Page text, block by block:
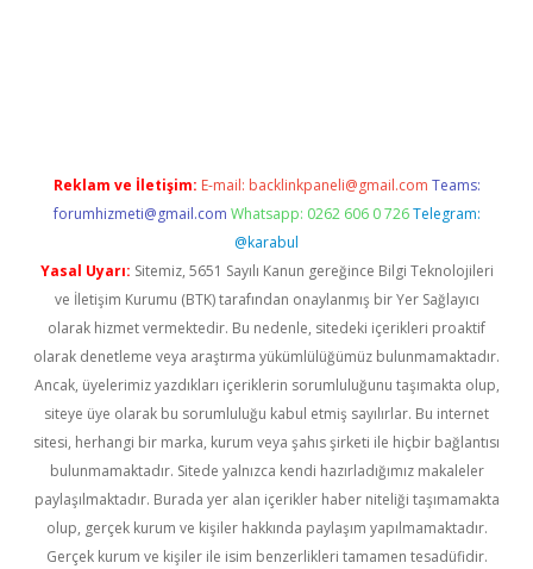
Reklam ve İletişim: E-mail: backlinkpaneli@gmail.com Teams:
forumhizmeti@gmail.com Whatsapp: 0262 606 0 726 Telegram:
@karabul
Yasal Uyarı: Sitemiz, 5651 Sayılı Kanun gereğince Bilgi Teknolojileri
ve İletişim Kurumu (BTK) tarafından onaylanmış bir Yer Sağlayıcı
olarak hizmet vermektedir. Bu nedenle, sitedeki içerikleri proaktif
olarak denetleme veya araştırma yükümlülüğümüz bulunmamaktadır.
Ancak, üyelerimiz yazdıkları içeriklerin sorumluluğunu taşımakta olup,
siteye üye olarak bu sorumluluğu kabul etmiş sayılırlar. Bu internet
sitesi, herhangi bir marka, kurum veya şahıs şirketi ile hiçbir bağlantısı
bulunmamaktadır. Sitede yalnızca kendi hazırladığımız makaleler
paylaşılmaktadır. Burada yer alan içerikler haber niteliği taşımamakta
olup, gerçek kurum ve kişiler hakkında paylaşım yapılmamaktadır.
Gerçek kurum ve kişiler ile isim benzerlikleri tamamen tesadüfidir.